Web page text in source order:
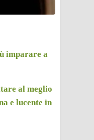
imparare a
al meglio
e lucente in